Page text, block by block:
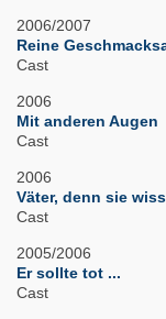
2006/2007
Reine
Cast
2006
Mit anderen Augen
Cast
2006
Väter, denn sie
Cast
2005/2006
Er sollte tot ...
Cast